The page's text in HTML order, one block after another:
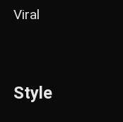
Viral
Style